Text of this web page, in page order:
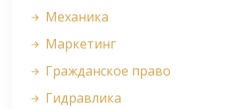
Механика
Маркетинг
Гражданское право
Гидравлика